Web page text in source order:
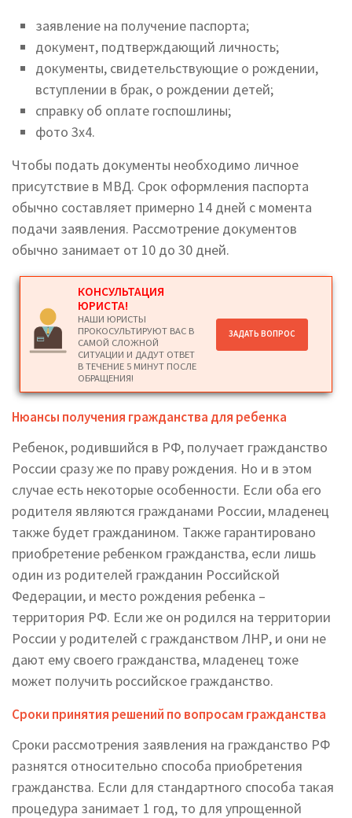
заявление на получение паспорта;
документ, подтверждающий личность;
документы, свидетельствующие о рождении,
вступлении в брак, о рождении детей;
справку об оплате госпошлины;
фото 3х4.
Чтобы подать документы необходимо личное
присутствие в МВД. Срок оформления паспорта
обычно составляет примерно 14 дней с момента
подачи заявления. Рассмотрение документов
обычно занимает от 10 до 30 дней.
КОНСУЛЬТАЦИЯ
ЮРИСТА!
НАШИ ЮРИСТЫ
ПРОКОСУЛЬТИРУЮТ ВАС В
САМОЙ СЛОЖНОЙ
СИТУАЦИИ И ДАДУТ ОТВЕТ
В ТЕЧЕНИЕ 5 МИНУТ ПОСЛЕ
ОБРАЩЕНИЯ!
ЗАДАТЬ ВОПРОС
Нюансы получения гражданства для ребенка
Ребенок, родившийся в РФ, получает гражданство
России сразу же по праву рождения. Но и в этом
случае есть некоторые особенности. Если оба его
родителя являются гражданами России, младенец
также будет гражданином. Также гарантировано
приобретение ребенком гражданства, если лишь
один из родителей гражданин Российской
Федерации, и место рождения ребенка –
территория РФ. Если же он родился на территории
России у родителей с гражданством ЛНР, и они не
дают ему своего гражданства, младенец тоже
может получить российское гражданство.
Сроки принятия решений по вопросам гражданства
Сроки рассмотрения заявления на гражданство РФ
разнятся относительно способа приобретения
гражданства. Если для стандартного способа такая
процедура занимает 1 год, то для упрощенной